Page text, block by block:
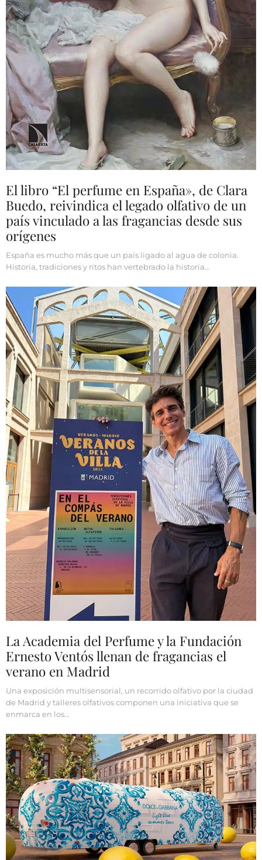
El libro “El perfume en España», de Clara
Buedo, reivindica el legado olfativo de un
país vinculado a las fragancias desde sus
orígenes
España es mucho más que un país ligado al agua de colonia.
Historia, tradiciones y ritos han vertebrado la historia…
La Academia del Perfume y la Fundación
Ernesto Ventós llenan de fragancias el
verano en Madrid
Una exposición multisensorial, un recorrido olfativo por la ciudad
de Madrid y talleres olfativos componen una iniciativa que se
enmarca en los…